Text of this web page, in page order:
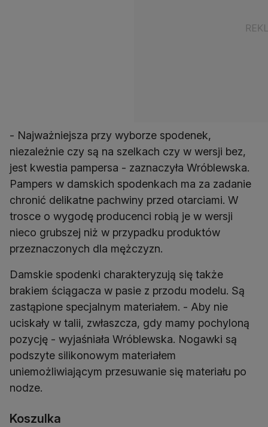
- Najważniejsza przy wyborze spodenek,
niezależnie czy są na szelkach czy w wersji bez,
jest kwestia pampersa - zaznaczyła Wróblewska.
Pampers w damskich spodenkach ma za zadanie
chronić delikatne pachwiny przed otarciami. W
trosce o wygodę producenci robią je w wersji
nieco grubszej niż w przypadku produktów
przeznaczonych dla mężczyzn.
Damskie spodenki charakteryzują się także
brakiem ściągacza w pasie z przodu modelu. Są
zastąpione specjalnym materiałem. - Aby nie
uciskały w talii, zwłaszcza, gdy mamy pochyloną
pozycję - wyjaśniała Wróblewska. Nogawki są
podszyte silikonowym materiałem
uniemożliwiającym przesuwanie się materiału po
nodze.
Koszulka